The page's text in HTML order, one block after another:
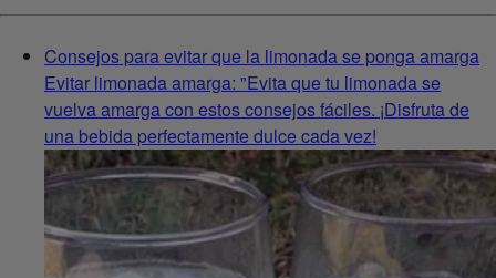
Consejos para evitar que la limonada se ponga amarga
Evitar limonada amarga: "Evita que tu limonada se
vuelva amarga con estos consejos fáciles. ¡Disfruta de
una bebida perfectamente dulce cada vez!